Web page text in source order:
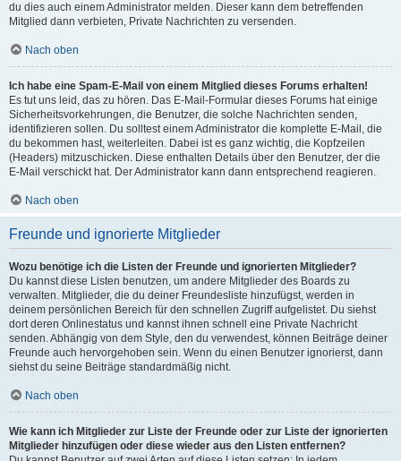
du dies auch einem Administrator melden. Dieser kann dem betreffenden
Mitglied dann verbieten, Private Nachrichten zu versenden.
Nach oben
Ich habe eine Spam-E-Mail von einem Mitglied dieses Forums erhalten!
Es tut uns leid, das zu hören. Das E-Mail-Formular dieses Forums hat einige
Sicherheitsvorkehrungen, die Benutzer, die solche Nachrichten senden,
identifizieren sollen. Du solltest einem Administrator die komplette E-Mail, die
du bekommen hast, weiterleiten. Dabei ist es ganz wichtig, die Kopfzeilen
(Headers) mitzuschicken. Diese enthalten Details über den Benutzer, der die
E-Mail verschickt hat. Der Administrator kann dann entsprechend reagieren.
Nach oben
Freunde und ignorierte Mitglieder
Wozu benötige ich die Listen der Freunde und ignorierten Mitglieder?
Du kannst diese Listen benutzen, um andere Mitglieder des Boards zu
verwalten. Mitglieder, die du deiner Freundesliste hinzufügst, werden in
deinem persönlichen Bereich für den schnellen Zugriff aufgelistet. Du siehst
dort deren Onlinestatus und kannst ihnen schnell eine Private Nachricht
senden. Abhängig von dem Style, den du verwendest, können Beiträge deiner
Freunde auch hervorgehoben sein. Wenn du einen Benutzer ignorierst, dann
siehst du seine Beiträge standardmäßig nicht.
Nach oben
Wie kann ich Mitglieder zur Liste der Freunde oder zur Liste der ignorierten
Mitglieder hinzufügen oder diese wieder aus den Listen entfernen?